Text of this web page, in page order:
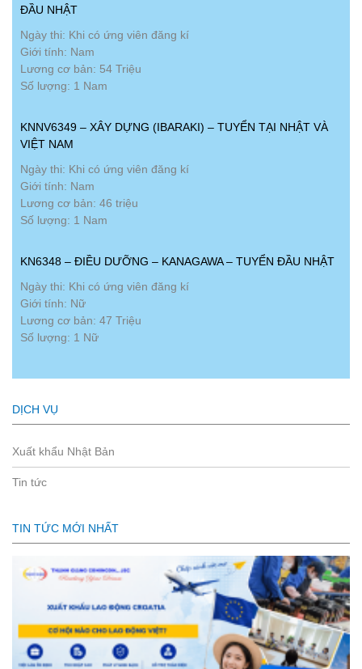
ĐẦU NHẬT
Ngày thi: Khi có ứng viên đăng kí
Giới tính: Nam
Lương cơ bản: 54 Triệu
Số lượng: 1 Nam
KNNV6349 – XÂY DỰNG (IBARAKI) – TUYỂN TẠI NHẬT VÀ
VIỆT NAM
Ngày thi: Khi có ứng viên đăng kí
Giới tính: Nam
Lương cơ bản: 46 triệu
Số lượng: 1 Nam
KN6348 – ĐIỀU DƯỠNG – KANAGAWA – TUYỂN ĐẦU NHẬT
Ngày thi: Khi có ứng viên đăng kí
Giới tính: Nữ
Lương cơ bản: 47 Triệu
Số lượng: 1 Nữ
DỊCH VỤ
Xuất khẩu Nhật Bản
Tin tức
TIN TỨC MỚI NHẤT